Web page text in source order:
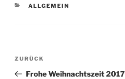
KATEGORIEN
ALLGEMEIN
Beitragsnavigation
Vorheriger
Beitrag
ZURÜCK
Frohe Weihnachtszeit 2017